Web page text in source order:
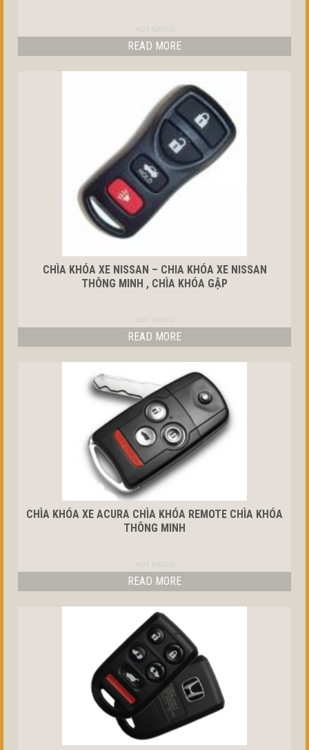
NOT RATED
READ MORE
CHÌA KHÓA XE NISSAN – CHIA KHÓA XE NISSAN
THÔNG MINH , CHÌA KHÓA GẬP
NOT RATED
READ MORE
CHÌA KHÓA XE ACURA CHÌA KHÓA REMOTE CHÌA KHÓA
THÔNG MINH
NOT RATED
READ MORE